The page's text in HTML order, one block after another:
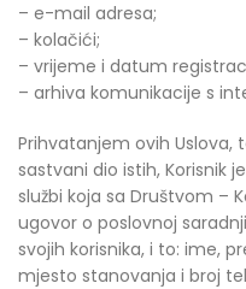
– e-mail adresa;
– kolačići;
– vrijeme i datum
– arhiva komunikacije s
Prihvatanjem ovih Uslova,
sastvani dio istih, Korisnik
službi koja sa Društvom –
ugovor o poslovnoj
svojih korisnika, i to: ime,
mjesto stanovanja i broj